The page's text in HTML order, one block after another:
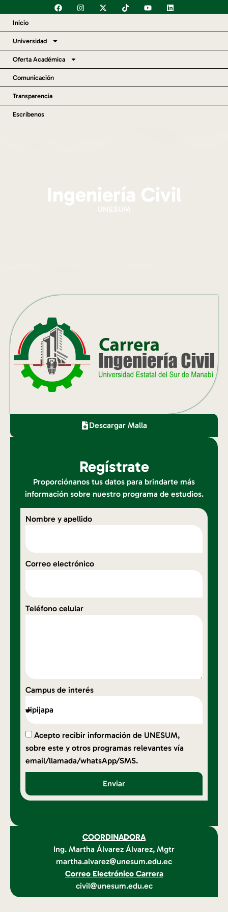
Inicio
Universidad
Oferta Académica
Comunicación
Transparencia
Escríbenos
Ingeniería Civil
UNESUM
Descargar Malla
Regístrate
Proporciónanos tus datos para brindarte más
información sobre nuestro programa de estudios.
Nombre y apellido
Correo electrónico
Teléfono celular
Campus de interés
Acepto recibir información de UNESUM,
sobre este y otros programas relevantes vía
email/llamada/whatsApp/SMS.
Enviar
COORDINADORA
Ing. Martha Álvarez Álvarez, Mgtr
martha.alvarez@unesum.edu.ec
Correo Electrónico Carrera
civil@unesum.edu.ec